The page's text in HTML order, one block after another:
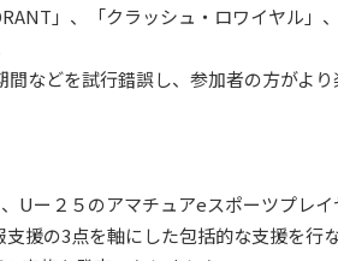
」、「クラッシュ・ロワイヤル」
などを試行錯誤し、参加者の方がよ
Uー２５のアマチュアeスポーツプレ
援の3点を軸にした包括的な支援を行